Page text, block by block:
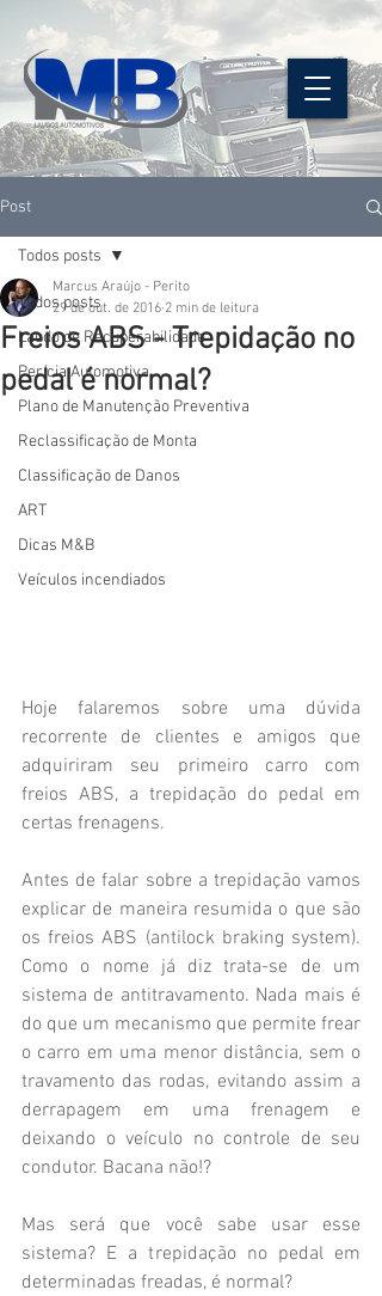
Post
Todos posts
Laudo de Recuperabilidade
Perícia Automotiva
Plano de Manutenção Preventiva
Reclassificação de Monta
Classificação de Danos
ART
Dicas M&B
Veículos incendiados
Todos posts
Freios ABS - Trepidação no
pedal é normal?
Marcus Araújo - Perito
29 de out. de 2016 2 min de leitura
Hoje falaremos sobre uma dúvida
recorrente de clientes e amigos que
adquiriram seu primeiro carro com
freios ABS, a trepidação do pedal em
certas frenagens.
Antes de falar sobre a trepidação vamos
explicar de maneira resumida o que são
os freios ABS (antilock braking system).
Como o nome já diz trata-se de um
sistema de antitravamento. Nada mais é
do que um mecanismo que permite frear
o carro em uma menor distância, sem o
travamento das rodas, evitando assim a
derrapagem em uma frenagem e
deixando o veículo no controle de seu
condutor. Bacana não!?
Mas será que você sabe usar esse
sistema? E a trepidação no pedal em
determinadas freadas, é normal?